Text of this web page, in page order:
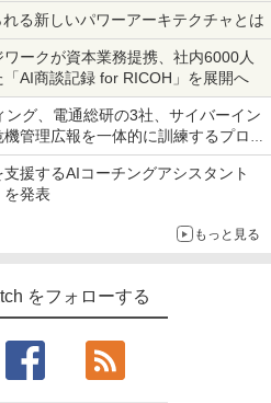
る新しいパワーアーキテクチャとは
ークが資本業務提携、社内6000人
AI商談記録 for RICOH」を展開へ
グ、電通総研の3社、サイバーイン
管理広報を一体的に訓練するプログ
援するAIコーチングアシスタント
を発表
もっと見る
をフォローする